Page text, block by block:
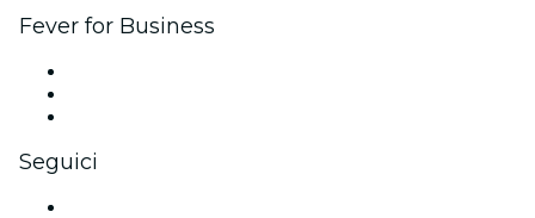
Fever for Business
Seguici